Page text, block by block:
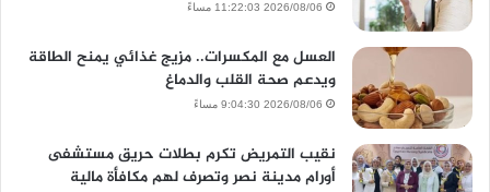
2026/08/06 11:22:03 مساءً
العسل مع المكسرات.. مزيج غذائي يمنح الطاقة
ويدعم صحة القلب والدماغ
2026/08/06 9:04:30 مساءً
نقيب التمريض تكرم بطلات حريق مستشفى
أورام مدينة نصر وتصرف لهم مكافأة مالية